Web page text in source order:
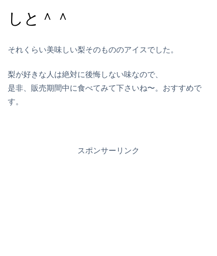
しと＾＾
それくらい美味しい梨そのもののアイスでした。
梨が好きな人は絶対に後悔しない味なので、
是非、販売期間中に食べてみて下さいね〜。おすすめで
す。
スポンサーリンク